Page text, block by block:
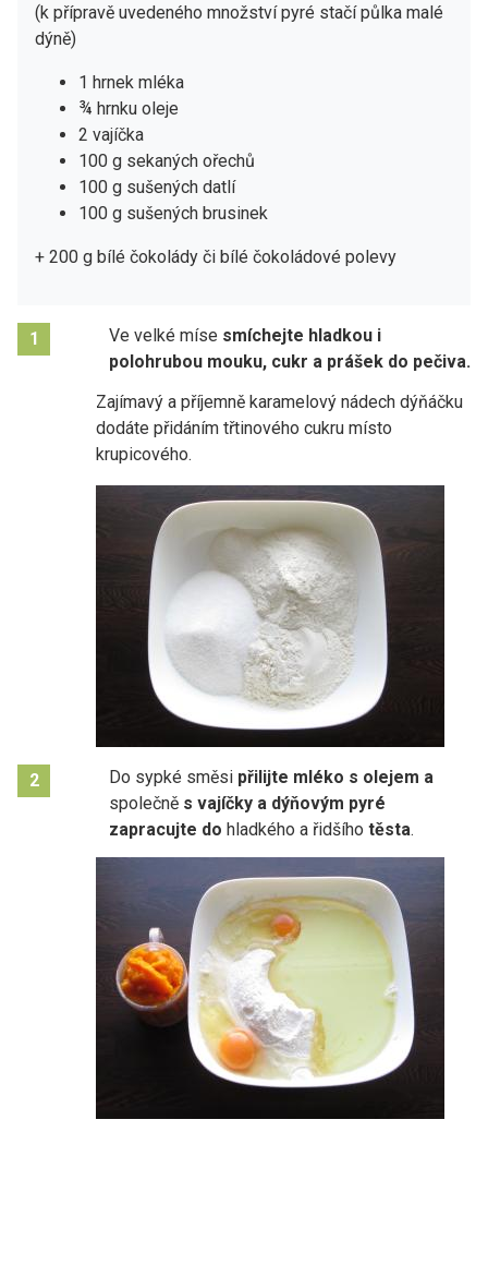
(k přípravě uvedeného množství pyré stačí půlka malé
dýně)
1 hrnek mléka
¾ hrnku oleje
2 vajíčka
100 g sekaných ořechů
100 g sušených datlí
100 g sušených brusinek
+ 200 g bílé čokolády či bílé čokoládové polevy
1 Ve velké míse smíchejte hladkou i
polohrubou mouku, cukr a prášek do pečiva.
Zajímavý a příjemně karamelový nádech dýňáčku
dodáte přidáním třtinového cukru místo
krupicového.
2 Do sypké směsi přilijte mléko s olejem a
společně s vajíčky a dýňovým pyré
zapracujte do hladkého a řidšího těsta.